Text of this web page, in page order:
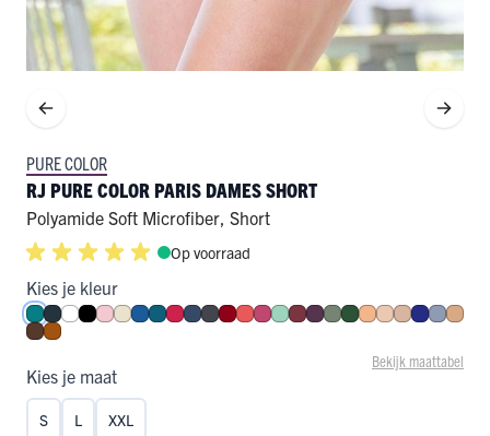
PURE COLOR
RJ PURE COLOR PARIS DAMES SHORT
Polyamide Soft Microfiber, Short
Op voorraad
Kies je kleur
Smaragd
Navy
WitZwart
RozeIvoorBlauw
Petrol
RoodDonkerblauw
Donkergrijs
Donkerrood
Koraal
Fuchsia
MintPortAubergine
OlijfDonkergroen
Perzik
Nude
Caffè Latte
Royal
Steel
Espresso
Cognac
Bekijk maattabel
Kies je maat
S L XXL